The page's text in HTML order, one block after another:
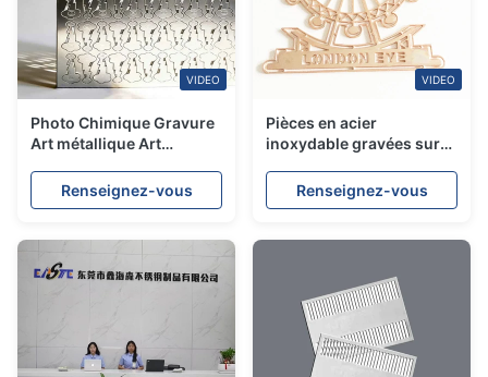
VIDEO
Photo Chimique Gravure
Art métallique Art
une grande précision
Renseignez-vous
VIDEO
Pièces en acier
inoxydable gravées sur
Renseignez-vous